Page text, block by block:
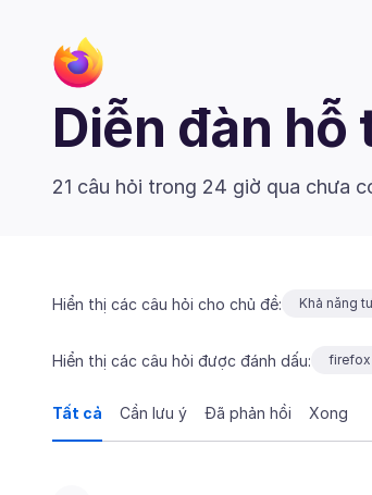
Diễn đàn hỗ
21 câu hỏi trong 24 giờ qua chưa
Hiển thị các câu hỏi cho chủ đề: Khả năng
Hiển thị các câu hỏi được đánh dấu: firefox
Tất cả Cần lưu ý Đã phản hồi Xong